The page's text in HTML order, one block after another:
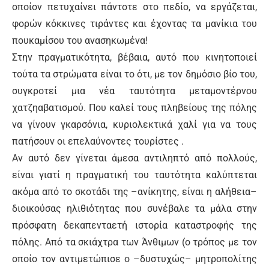
οποίον πετυχαίνει πάντοτε στο πεδίο, να εργάζεται,
φορών κόκκινες τιράντες και έχοντας τα μανίκια του
πουκαμίσου του ανασηκωμένα!
Στην πραγματικότητα, βέβαια, αυτό που κινητοποιεί
τούτα τα στρώματα είναι το ότι, με τον δημόσιο βίο του,
συγκροτεί μια νέα ταυτότητα μεταμοντέρνου
χατζηαβατισμού. Που καλεί τους πληβείους της πόλης
να γίνουν γκαρσόνια, κυριολεκτικά χαλί για να τους
πατήσουν οι επελαύνοντες τουρίστες .
Αν αυτό δεν γίνεται άμεσα αντιληπτό από πολλούς,
είναι γιατί η πραγματική του ταυτότητα καλύπτεται
ακόμα από το σκοτάδι της –ανίκητης, είναι η αλήθεια–
διοικούσας ηλιθιότητας που συνέβαλε τα μάλα στην
πρόσφατη δεκαπενταετή ιστορία καταστροφής της
πόλης. Από τα σκιάχτρα των Άνθιμων (ο τρόπος με τον
οποίο τον αντιμετώπισε ο –δυστυχώς– μητροπολίτης